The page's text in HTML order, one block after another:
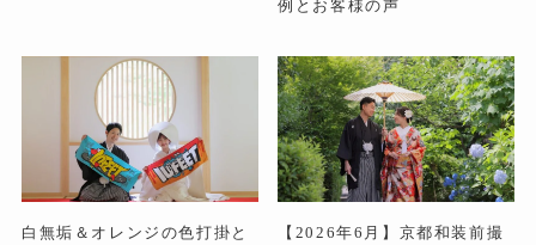
例とお客様の声
白無垢＆オレンジの色打掛と
【2026年6月】京都和装前撮